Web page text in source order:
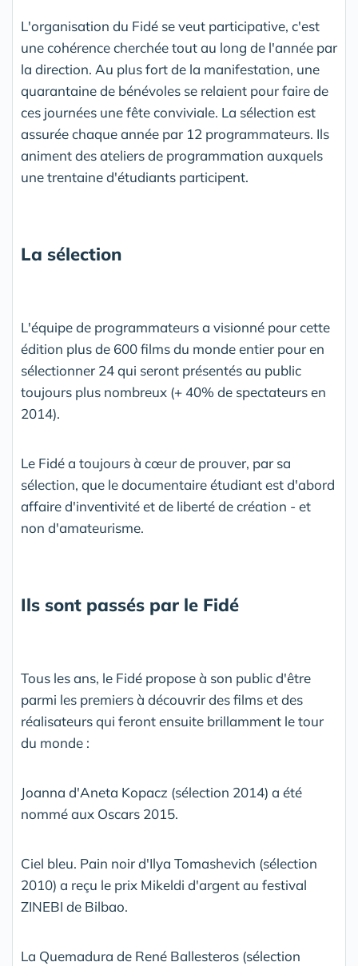
L'organisation du Fidé se veut participative, c'est
une cohérence cherchée tout au long de l'année par
la direction. Au plus fort de la manifestation, une
quarantaine de bénévoles se relaient pour faire de
ces journées une fête conviviale. La sélection est
assurée chaque année par 12 programmateurs. Ils
animent des ateliers de programmation auxquels
une trentaine d'étudiants participent.
La sélection
L'équipe de programmateurs a visionné pour cette
édition plus de 600 films du monde entier pour en
sélectionner 24 qui seront présentés au public
toujours plus nombreux (+ 40% de spectateurs en
2014).
Le Fidé a toujours à cœur de prouver, par sa
sélection, que le documentaire étudiant est d'abord
affaire d'inventivité et de liberté de création - et
non d'amateurisme.
Ils sont passés par le Fidé
Tous les ans, le Fidé propose à son public d'être
parmi les premiers à découvrir des films et des
réalisateurs qui feront ensuite brillamment le tour
du monde :
Joanna d'Aneta Kopacz (sélection 2014) a été
nommé aux Oscars 2015.
Ciel bleu. Pain noir d'Ilya Tomashevich (sélection
2010) a reçu le prix Mikeldi d'argent au festival
ZINEBI de Bilbao.
La Quemadura de René Ballesteros (sélection